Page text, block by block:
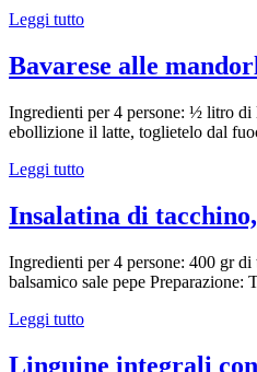
Leggi tutto
Bavarese alle
Ingredienti per 4 persone: ½ litro di
ebollizione il latte, toglietelo dal
Leggi tutto
Insalatina di
Ingredienti per 4 persone: 400 gr
balsamico sale pepe
Leggi tutto
Linguine integrali